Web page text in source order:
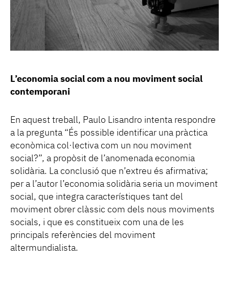
L’economia social com a nou moviment social
contemporani
En aquest treball, Paulo Lisandro intenta respondre
a la pregunta “És possible identificar una pràctica
econòmica col·lectiva com un nou moviment
social?”, a propòsit de l’anomenada economia
solidària. La conclusió que n’extreu és afirmativa;
per a l’autor l’economia solidària seria un moviment
social, que integra característiques tant del
moviment obrer clàssic com dels nous moviments
socials, i que es constitueix com una de les
principals referències del moviment
altermundialista.